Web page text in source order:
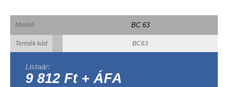
Modell BC 63
Termék kód BC63
Listaár:
9 812 Ft + ÁFA